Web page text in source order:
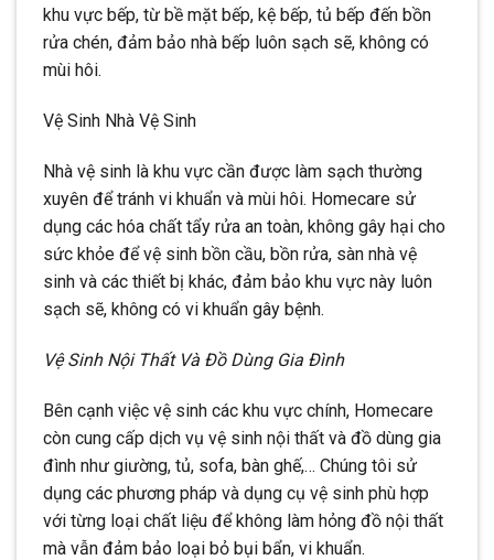
khu vực bếp, từ bề mặt bếp, kệ bếp, tủ bếp đến bồn
rửa chén, đảm bảo nhà bếp luôn sạch sẽ, không có
mùi hôi.
Vệ Sinh Nhà Vệ Sinh
Nhà vệ sinh là khu vực cần được làm sạch thường
xuyên để tránh vi khuẩn và mùi hôi. Homecare sử
dụng các hóa chất tẩy rửa an toàn, không gây hại cho
sức khỏe để vệ sinh bồn cầu, bồn rửa, sàn nhà vệ
sinh và các thiết bị khác, đảm bảo khu vực này luôn
sạch sẽ, không có vi khuẩn gây bệnh.
Vệ Sinh Nội Thất Và Đồ Dùng Gia Đình
Bên cạnh việc vệ sinh các khu vực chính, Homecare
còn cung cấp dịch vụ vệ sinh nội thất và đồ dùng gia
đình như giường, tủ, sofa, bàn ghế,… Chúng tôi sử
dụng các phương pháp và dụng cụ vệ sinh phù hợp
với từng loại chất liệu để không làm hỏng đồ nội thất
mà vẫn đảm bảo loại bỏ bụi bẩn, vi khuẩn.